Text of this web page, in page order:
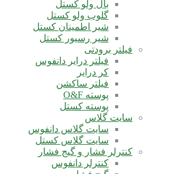
بال ولو کستل
گلوب ولو کستل
شیر اطمینان کستل
شیر رسیور کستل
فیلتر برودتی
فیلتر درایر دانفوس
کر درایر
فیلتر ساکشن
پوسته O&F
پوسته کستل
سایت گلاس
سایت گلاس دانفوس
سایت گلاس کستل
کنترلر فشار و گیج فشار
کنترلر دانفوس